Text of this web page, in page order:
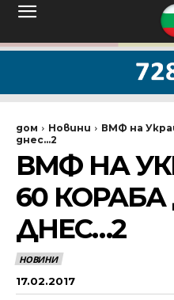
дом Новини
ВМФ на
днес...2
ВМФ НА
60 КОРАБА
ДНЕС…2
НОВИНИ
17.02.2017